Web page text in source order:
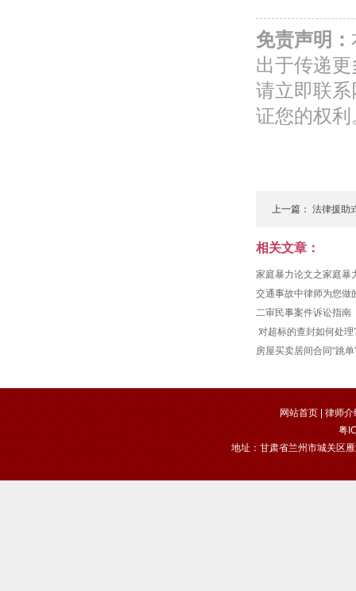
免责声明：
出于传递
请立即联
证您的权利
上一篇： 法律援助
相关文章：
家庭暴力论文之家庭暴
交通事故中律师为您做
二审民事案件诉讼指南
对超标的查封如何处理
房屋买卖居间合同“跳
网站首页| 律师介
粤
地址：甘肃省兰州市城关区